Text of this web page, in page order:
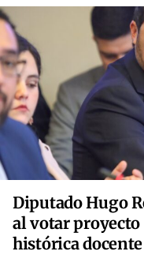
Diputado Hugo
al votar proyecto
histórica docente